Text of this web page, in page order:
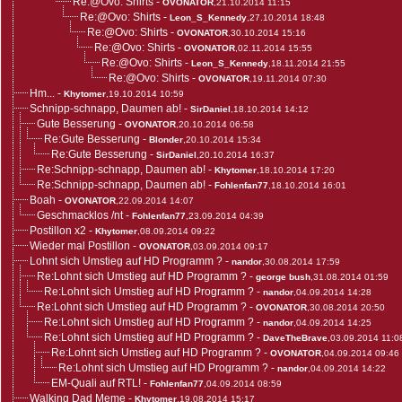
OVONATOR ,21.10.2014 11:15
Re:@Ovo: Shirts - Leon_S_Kennedy ,27.10.2014 18:48
Re:@Ovo: Shirts - OVONATOR ,30.10.2014 15:16
Re:@Ovo: Shirts - OVONATOR ,02.11.2014 15:55
Re:@Ovo: Shirts - Leon_S_Kennedy ,18.11.2014 21:55
Re:@Ovo: Shirts - OVONATOR ,19.11.2014 07:30
Hm... - Khytomer ,19.10.2014 10:59
Schnipp-schnapp, Daumen ab! - SirDaniel ,18.10.2014 14:12
Gute Besserung - OVONATOR ,20.10.2014 06:58
Re:Gute Besserung - Blonder ,20.10.2014 15:34
Re:Gute Besserung - SirDaniel ,20.10.2014 16:37
Re:Schnipp-schnapp, Daumen ab! - Khytomer ,18.10.2014 17:20
Re:Schnipp-schnapp, Daumen ab! - Fohlenfan77 ,18.10.2014 16:01
Boah - OVONATOR ,22.09.2014 14:07
Geschmacklos /nt- Fohlenfan77 ,23.09.2014 04:39
Postillon x2 - Khytomer ,08.09.2014 09:22
Wieder mal Postillon - OVONATOR ,03.09.2014 09:17
Lohnt sich Umstieg auf HD Programm ? - nandor ,30.08.2014 17:59
Re:Lohnt sich Umstieg auf HD Programm ? - george bush ,31.08.2014 01:59
Re:Lohnt sich Umstieg auf HD Programm ? - nandor ,04.09.2014 14:28
Re:Lohnt sich Umstieg auf HD Programm ? - OVONATOR ,30.08.2014 20:50
Re:Lohnt sich Umstieg auf HD Programm ? - nandor ,04.09.2014 14:25
Re:Lohnt sich Umstieg auf HD Programm ? - DaveTheBrave ,03.09.2014
Re:Lohnt sich Umstieg auf HD Programm ? - OVONATOR ,04.09.2014 09:46
Re:Lohnt sich Umstieg auf HD Programm ? - nandor ,04.09.2014 14:22
EM-Quali auf RTL! - Fohlenfan77 ,04.09.2014 08:59
Walking Dad Meme - Khytomer ,19.08.2014 15:17